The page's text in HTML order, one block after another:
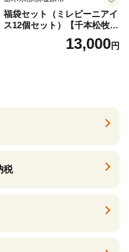
福袋セット（ミレピーニアイ
ス12個セット）【千本松牧
場】 ns025-014-12 【デザー
ト 詰め合わせ ギフト】
13,000円
税